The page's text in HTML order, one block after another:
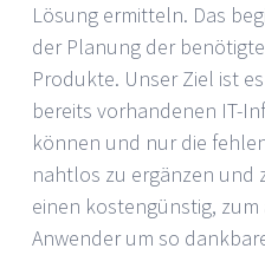
Lösung ermitteln. Das
der Planung der
Produkte. Unser Ziel ist
bereits vorhandenen IT-
können und nur die
nahtlos zu ergänzen und
einen kostengünstig,
Anwender um so